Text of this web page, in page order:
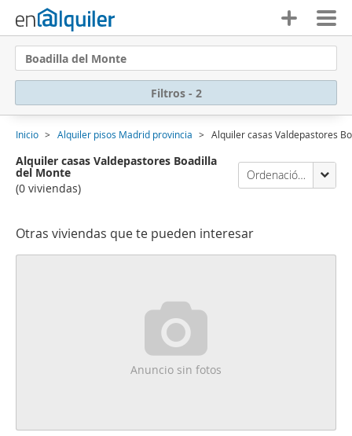
Boadilla del Monte
Filtros - 2
Inicio Alquiler pisos Madrid provincia Alquiler casas Valdepastores
Alquiler casas Valdepastores Boadilla
del Monte
(0 viviendas)
Ordenación Enalquiler
Otras viviendas que te pueden interesar
Anuncio sin fotos